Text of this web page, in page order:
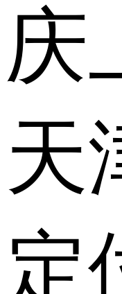
庆
天
定